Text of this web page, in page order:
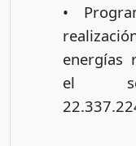
•
energías
el